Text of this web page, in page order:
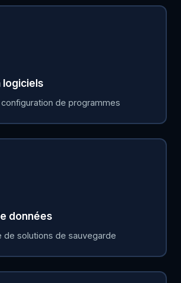
logiciels
de programmes
données
de solutions de sauvegarde